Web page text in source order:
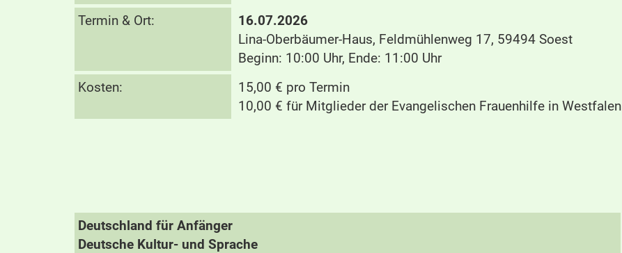
Termin & Ort:
16.07.2026
Lina-Oberbäumer-Haus, Feldmühlenweg 17, 59494 Soest
Beginn: 10:00 Uhr, Ende: 11:00 Uhr
Kosten:
15,00 € pro Termin
10,00 € für Mitglieder der Evangelischen Frauenhilfe in Westfalen
Deutschland für Anfänger
Deutsche Kultur- und Sprache